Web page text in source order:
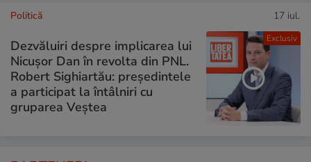
Exclusiv
Politică 17 iul.
Dezvăluiri despre implicarea lui
Nicușor Dan în revolta din PNL.
Robert Sighiartău: președintele
a participat la întâlniri cu
gruparea Veștea